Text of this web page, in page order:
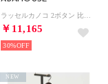
￥11,165
30%
NEW